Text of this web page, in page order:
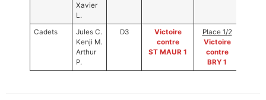
Xavier
L.
Cadets
Jules C.
Kenji M.
Arthur
P.
D3
Victoire
contre
ST MAUR 1
Place 1/2
Victoire
contre
BRY 1